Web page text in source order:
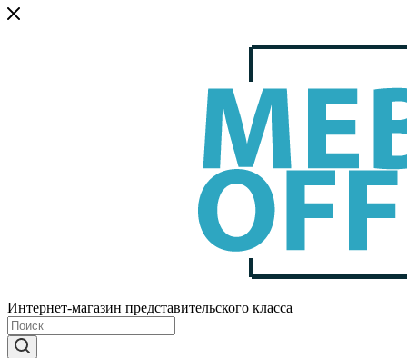
Интернет-магазин представительского класса